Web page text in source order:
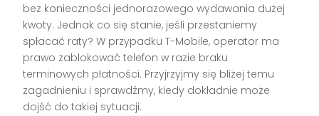
bez konieczności jednorazowego wydawania dużej
kwoty. Jednak co się stanie, jeśli przestaniemy
spłacać raty? W przypadku T-Mobile, operator ma
prawo zablokować telefon w razie braku
terminowych płatności. Przyjrzyjmy się bliżej temu
zagadnieniu i sprawdźmy, kiedy dokładnie może
dojść do takiej sytuacji.